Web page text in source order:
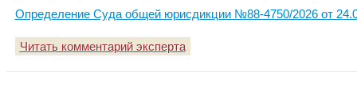
Определение Суда общей юрисдикции №88-4750/2026 от
Читать комментарий эксперта